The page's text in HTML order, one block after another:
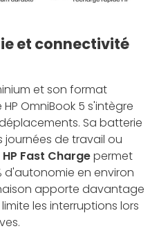
et connectivité
et son format
OmniBook 5 s'intègre
Sa batterie
de travail ou
HP Fast Chargepermet
d'autonomie en environ
apporte davantage
les interruptions lors